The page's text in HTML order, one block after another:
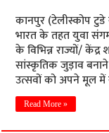
कानपुर (टेलीस्कोप टुडे
भारत के तहत युवा संगम
के विभिन्न राज्यों/
सांस्कृतिक जुड़ाव
उत्सवों को अपने मूल
Read More »